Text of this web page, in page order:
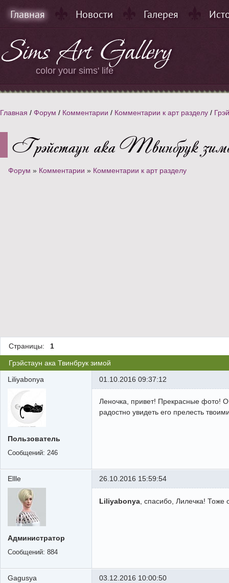
Главная Новости Галерея
color your sims' life
Главная / Форум / Комментарии / Комментарии к арт разделу /
Грэйстаун ака Твинбрук
Форум » Комментарии » Комментарии к арт разделу
Страницы: 1
Грэйстаун ака Твинбрук зимой
Liliyabonya
Пользователь
Сообщений: 246
01.10.2016 09:37:12
Леночка, привет! Прекрасные фото!
радостно увидеть его прелесть
Ellle
Администратор
Сообщений: 884
26.10.2016 15:59:54
Liliyabonya, спасибо, Лилечка! Тоже
Gagusya 03.12.2016 10:00:50